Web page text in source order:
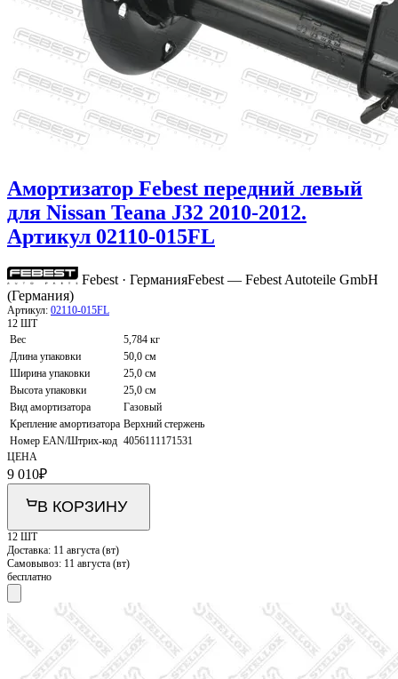
Амортизатор Febest передний левый
для Nissan Teana J32 2010-2012.
Артикул 02110-015FL
Febest · ГерманияFebest — Febest Autoteile GmbH
(Германия)
Артикул: 02110-015FL
12 ШТ
Вес
5,784 кг
Длина упаковки
50,0 см
Ширина упаковки
25,0 см
Высота упаковки
25,0 см
Вид амортизатора
Газовый
Крепление амортизатора Верхний стержень
Номер EAN/Штрих-код 4056111171531
ЦЕНА
9 010₽
В КОРЗИНУ
12 ШТ
Доставка: 11 августа (вт)
Самовывоз: 11 августа (вт)
бесплатно